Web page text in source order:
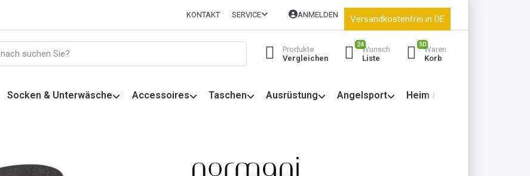
KONTAKT SERVICE ANMELDEN Versandkostenfrei in DE
Produkte
Vergleichen
24
Wunsch
Liste
50
Waren
Korb
Socken & Unterwäsche Accessoires Taschen Ausrüstung Angelsport Heim & Garten